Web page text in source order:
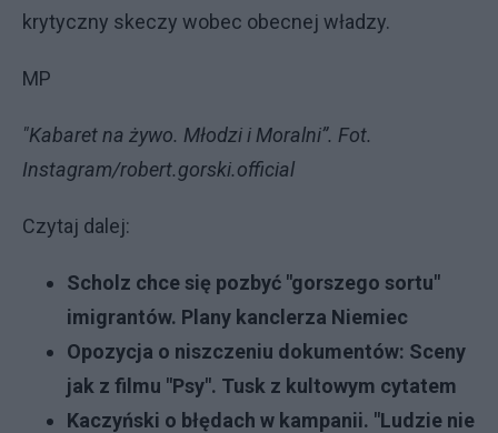
krytyczny skeczy wobec obecnej władzy.
MP
"Kabaret na żywo. Młodzi i Moralni”. Fot.
Instagram/robert.gorski.official
Czytaj dalej:
Scholz chce się pozbyć "gorszego sortu"
imigrantów. Plany kanclerza Niemiec
Opozycja o niszczeniu dokumentów: Sceny
jak z filmu "Psy". Tusk z kultowym cytatem
Kaczyński o błędach w kampanii. "Ludzie nie